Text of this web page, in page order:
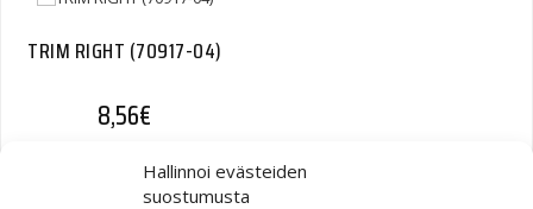
Hallinnoi evästeiden
suostumusta
TRIM RIGHT (70917-04)
8,56€